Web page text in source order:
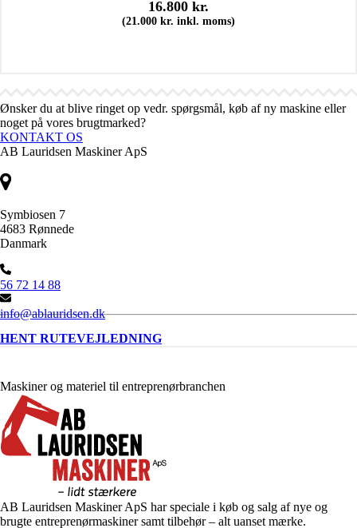
16.800 kr.
(21.000 kr. inkl. moms)
Ønsker du at blive ringet op vedr. spørgsmål, køb af ny maskine eller
noget på vores brugtmarked?
KONTAKT OS
AB Lauridsen Maskiner ApS
Symbiosen 7
4683 Rønnede
Danmark
56 72 14 88
info@ablauridsen.dk
HENT RUTEVEJLEDNING
Maskiner og materiel til entreprenørbranchen
AB Lauridsen Maskiner ApS har speciale i køb og salg af nye og
brugte entreprenørmaskiner samt tilbehør – alt uanset mærke.